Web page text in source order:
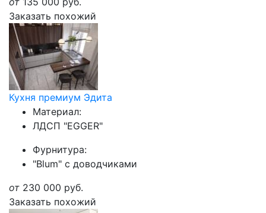
Заказать похожий
Кухня премиум Эдита
Материал:
ЛДСП "EGGER"
Фурнитура:
"Blum" с доводчиками
от 230 000 руб.
Заказать похожий